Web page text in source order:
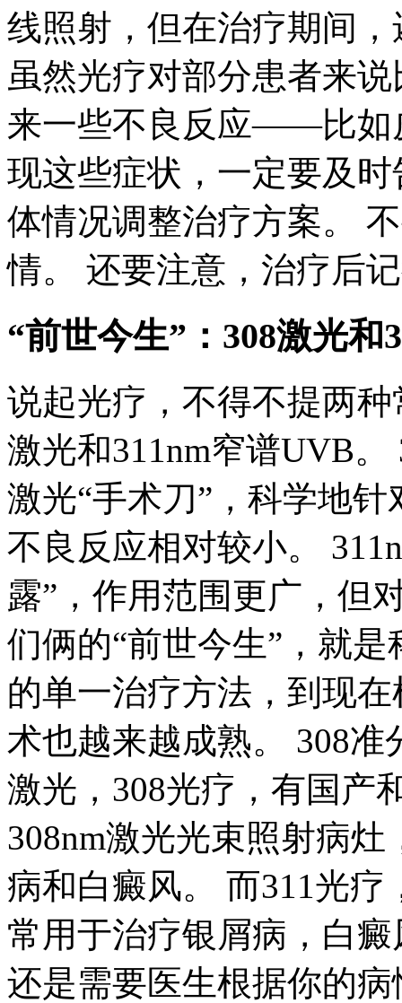
线照射，但在治疗期间
虽然光疗对部分患者来
来一些不良反应——比如
现这些症状，一定要及
体情况调整治疗方案。
情。 还要注意，治疗后
“前世今生”：308激光和
说起光疗，不得不提两
激光和311nm窄谱UVB
激光“手术刀”，科学地
不良反应相对较小。
露”，作用范围更广，但
们俩的“前世今生”，就
的单一治疗方法，到现
术也越来越成熟。 308
激光，308光疗，有国产
308nm激光光束照射病
病和白癜风。 而311光疗
常用于治疗银屑病，白
还是需要医生根据你的